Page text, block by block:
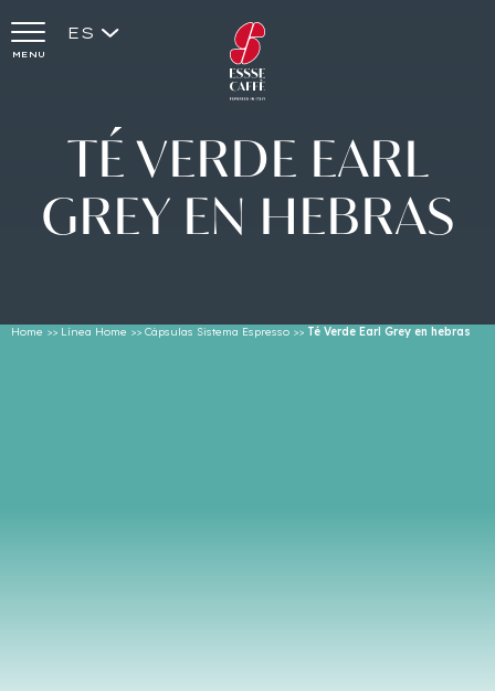
MENU
ES
TÉVERDE EARL
GREY EN HEBRAS
Home >> Línea Home >> Cápsulas Sistema Espresso >> Té Verde Earl Grey en hebras